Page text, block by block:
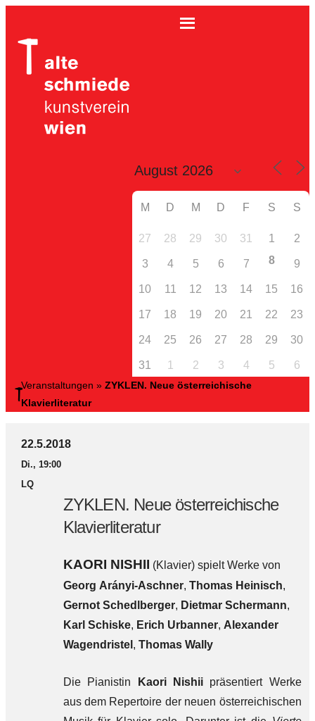
M D M D F S S
27 28 29 30 31 1 2
3 4 5 6 7 8 9
10 11 12 13 14 15 16
17 18 19 20 21 22 23
24 25 26 27 28 29 30
31 1 2 3 4 5 6
Veranstaltungen » ZYKLEN. Neue österreichische
Klavierliteratur
22.5.2018
Di., 19:00
LQ
ZYKLEN. Neue österreichische
Klavierliteratur
KAORI NISHII (Klavier) spielt Werke von
Georg Arányi-Aschner, Thomas Heinisch,
Gernot Schedlberger, Dietmar Schermann,
Karl Schiske, Erich Urbanner, Alexander
Wagendristel , Thomas Wally
Die Pianistin Kaori Nishiipräsentiert Werke
aus dem Repertoire der neuen österreichischen